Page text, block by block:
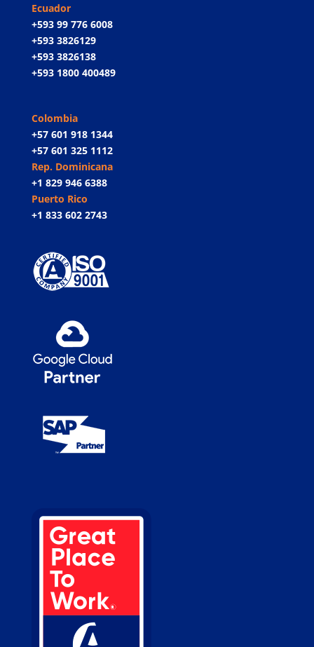
Ecuador
+593 99 776 6008
+593 3826129
+593 3826138
+593 1800 400489
Colombia
+57 601 918 1344
+57 601 325 1112
Rep. Dominicana
+1 829 946 6388
Puerto Rico
+1 833 602 2743